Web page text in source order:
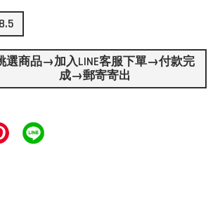
選商品→加入LINE客服下單→付款完
成→郵寄寄出